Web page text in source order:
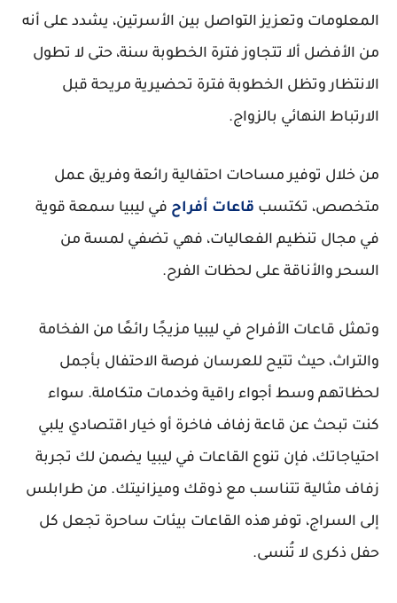
المعلومات وتعزيز التواصل بين الأسرتين، يشدد على أنه
من الأفضل ألا تتجاوز فترة الخطوبة سنة، حتى لا تطول
الانتظار وتظل الخطوبة فترة تحضيرية مريحة قبل
الارتباط النهائي بالزواج.
من خلال توفير مساحات احتفالية رائعة وفريق عمل
متخصص، تكتسب قاعات أفراح في ليبيا سمعة قوية
في مجال تنظيم الفعاليات، فهي تضفي لمسة من
السحر والأناقة على لحظات الفرح.
وتمثل قاعات الأفراح في ليبيا مزيجًا رائعًا من الفخامة
والتراث، حيث تتيح للعرسان فرصة الاحتفال بأجمل
لحظاتهم وسط أجواء راقية وخدمات متكاملة. سواء
كنت تبحث عن قاعة زفاف فاخرة أو خيار اقتصادي يلبي
احتياجاتك، فإن تنوع القاعات في ليبيا يضمن لك تجربة
زفاف مثالية تتناسب مع ذوقك وميزانيتك. من طرابلس
إلى السراج، توفر هذه القاعات بيئات ساحرة تجعل كل
حفل ذكرى لا تُنسى.